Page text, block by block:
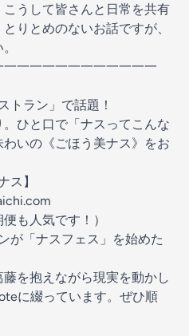
うして皆さんと日常を共有
りとめのないお話ですが、
一一一一一一一一一一一
ラン」で話題！
ひと口で「ナスってこんな
いの《ごほう美ナス》をお
ス】
も人気です！）
が「ナスフェス」を始めた
を抱えながら現実を動かし
に綴っています。ぜひ順